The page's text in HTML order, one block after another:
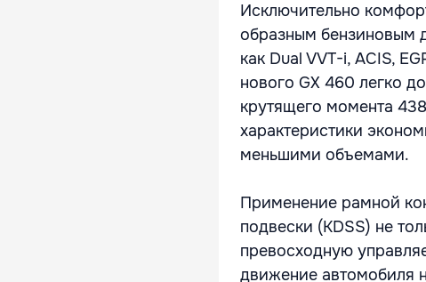
Исключительно
образным бензиновым
как Dual VVT-i, ACIS,
нового GX 460 легко
крутящего момента
характеристики
меньшими объемами.
Применение рамной
подвески (KDSS) не
превосходную
движение автомобиля